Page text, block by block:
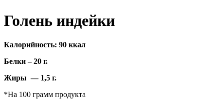
Голень индейки
Калорийность: 90 ккал
Белки – 20 г.
Жиры — 1,5 г.
*На 100 грамм продукта